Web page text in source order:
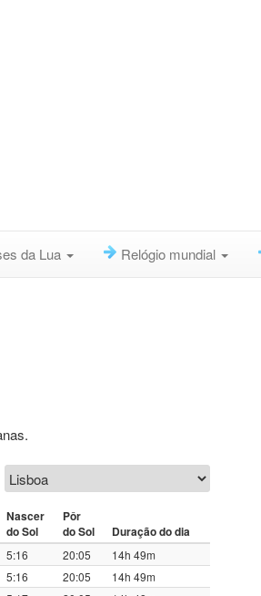
da Lua Relógio mundial
Nascer
do Sol
Pôr
do Sol
Duração do dia
5:16 20:05
14h 49m
5:16 20:05
14h 49m